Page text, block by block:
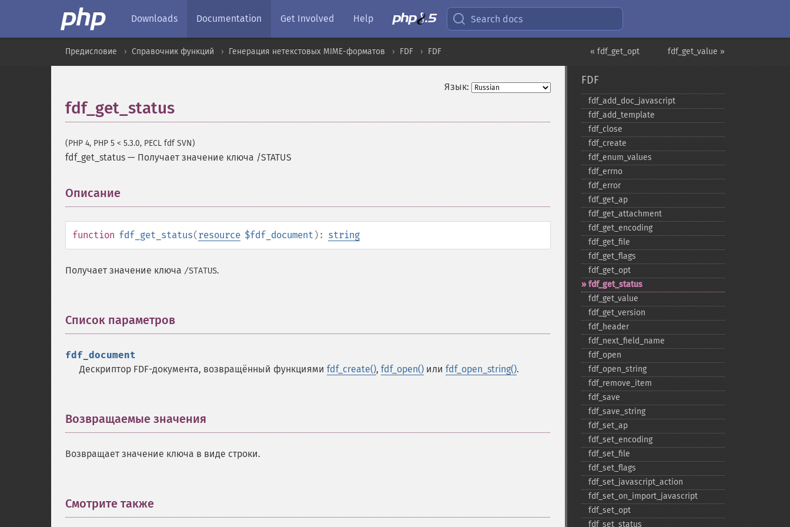
Downloads Documentation Get Involved Help Search docs
fdf_get_value »
« fdf_get_opt
Предисловие Справочник функций Генерация нетекстовых MIME-форматов FDF FDF
Язык:
fdf_get_status
(PHP 4, PHP 5 < 5.3.0, PECL fdf SVN)
fdf_get_status — Получает значение ключа /STATUS
Описание
function fdf_get_status(resource $fdf_document ): string
Получает значение ключа /STATUS.
Список параметров
fdf_document
Дескриптор FDF-документа, возвращённый функциями fdf_create(), fdf_open() или fdf_open_string().
Возвращаемые значения
Возвращает значение ключа в виде строки.
Смотрите также
FDF
fdf_​add_​doc_​javascript
fdf_​add_​template
fdf_​close
fdf_​create
fdf_​enum_​values
fdf_​errno
fdf_​error
fdf_​get_​ap
fdf_​get_​attachment
fdf_​get_​encoding
fdf_​get_​file
fdf_​get_​flags
fdf_​get_​opt
fdf_​get_​status
fdf_​get_​value
fdf_​get_​version
fdf_​header
fdf_​next_​field_​name
fdf_​open
fdf_​open_​string
fdf_​remove_​item
fdf_​save
fdf_​save_​string
fdf_​set_​ap
fdf_​set_​encoding
fdf_​set_​file
fdf_​set_​flags
fdf_​set_​javascript_​action
fdf_​set_​on_​import_​javascript
fdf_​set_​opt
fdf_​set_​status